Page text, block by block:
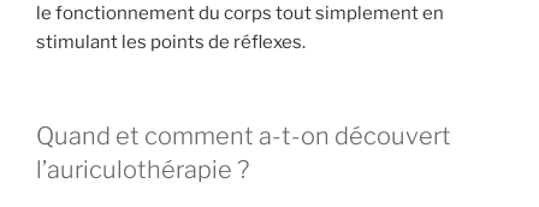
le fonctionnement du corps tout simplement en
stimulant les points de réflexes.
Quand et comment a-t-on découvert
l’auriculothérapie ?